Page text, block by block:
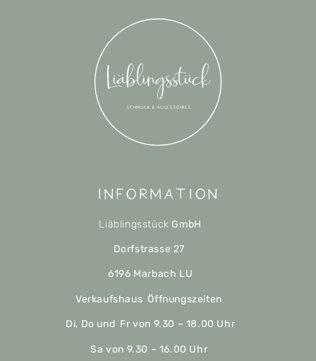
Information
Liäblingsstück GmbH
Dorfstrasse 27
6196 Marbach LU
Verkaufshaus Öffnungszeiten
Di, Do und Fr von 9.30 – 18.00 Uhr
Sa von 9.30 – 16.00 Uhr